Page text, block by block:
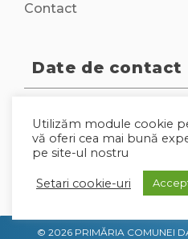
Contact
Date de contact
0251 377 001
daneti@cjdolj.ro
© 2026 PRIMĂRIA COMUNEI
Utilizăm module cookie
vă oferi cea mai bună
pe site-ul nostru
Setari cookie-uri